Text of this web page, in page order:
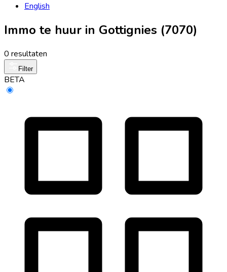
English
Immo te huur in Gottignies (7070)
0 resultaten
Filter
BETA